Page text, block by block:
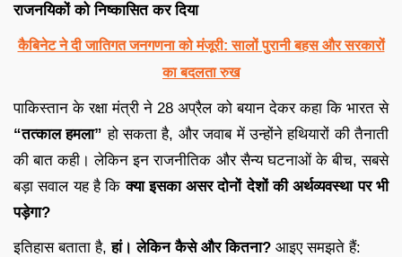
राजनयिकों को निष्कासित कर दिया
कैबिनेट ने दी जातिगत जनगणना को मंजूरी: सालों पुरानी बहस और सरकारों
का बदलता रुख
पाकिस्तान के रक्षा मंत्री ने 28 अप्रैल को बयान देकर कहा कि भारत से
“तत्काल हमला” हो सकता है, और जवाब में उन्होंने हथियारों की तैनाती
की बात कही। लेकिन इन राजनीतिक और सैन्य घटनाओं के बीच, सबसे
बड़ा सवाल यह है किक्या इसका असर दोनों देशों की अर्थव्यवस्था पर भी
पड़ेगा?
इतिहास बताता है,हां। लेकिन कैसे और कितना? आइए समझते हैं: